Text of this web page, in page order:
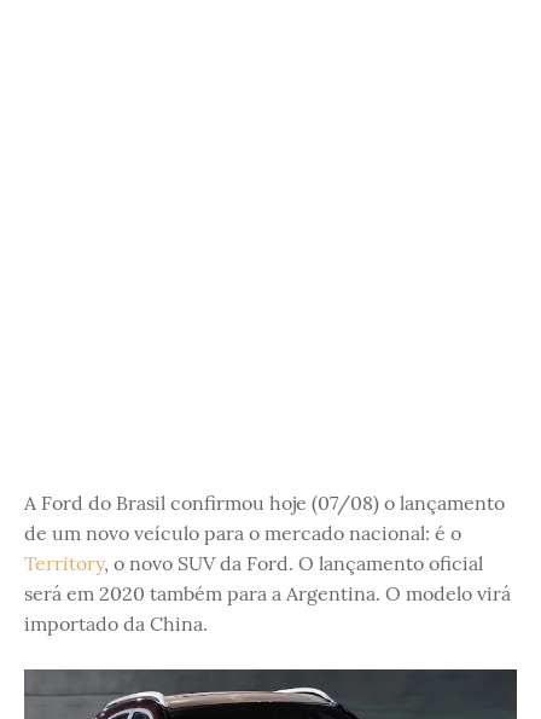
A Ford do Brasil confirmou hoje (07/08) o lançamento
de um novo veículo para o mercado nacional: é o
Territory, o novo SUV da Ford. O lançamento oficial
será em 2020 também para a Argentina. O modelo virá
importado da China.